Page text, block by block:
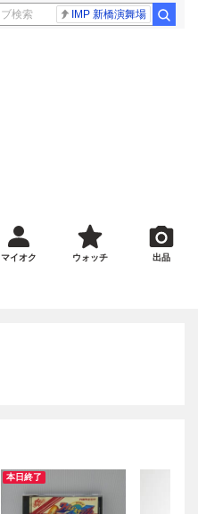
IMP 新橋演舞場
マイオク ウォッチ 出品
本日終了